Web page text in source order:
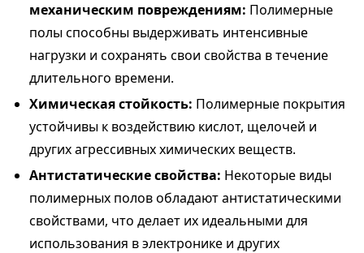
механическим повреждениям: Полимерные
полы способны выдерживать интенсивные
нагрузки и сохранять свои свойства в течение
длительного времени.
Химическая стойкость: Полимерные покрытия
устойчивы к воздействию кислот, щелочей и
других агрессивных химических веществ.
Антистатические свойства: Некоторые виды
полимерных полов обладают антистатическими
свойствами, что делает их идеальными для
использования в электронике и других